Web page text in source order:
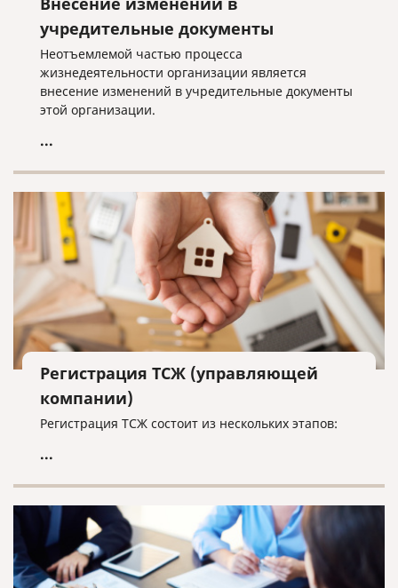
учредительные документы
Неотъемлемой частью процесса
жизнедеятельности организации является
внесение изменений в учредительные документы
этой организации.
...
Регистрация ТСЖ (управляющей
компании)
Регистрация ТСЖ состоит из нескольких этапов:
...